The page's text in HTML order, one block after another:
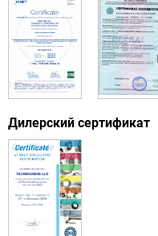
Дилерский сертификат